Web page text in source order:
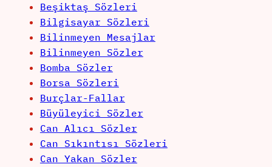
Beşiktaş Sözleri
Bilgisayar Sözleri
Bilinmeyen Mesajlar
Bilinmeyen Sözler
Bomba Sözler
Borsa Sözleri
Burçlar-Fallar
Büyüleyici Sözler
Can Alıcı Sözler
Can Sıkıntısı Sözleri
Can Yakan Sözler